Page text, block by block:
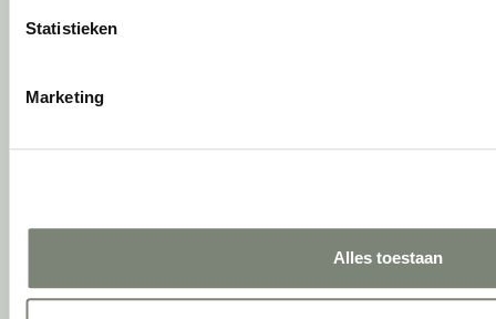
Statistieken
Marketing
Alles toestaan
Activiteiten
Individueel werken
Wachten
Projectinrichting op maat
Ergonomie